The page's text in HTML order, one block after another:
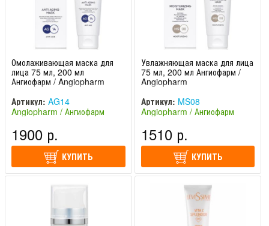
Омолаживающая маска для
лица 75 мл, 200 мл
Ангиофарм / Angiopharm
Артикул: AG14
Angiopharm / Ангиофарм
1900 р.
КУПИТЬ
Увлажняющая маска для лица
75 мл, 200 мл Ангиофарм /
Angiopharm
Артикул: MS08
Angiopharm / Ангиофарм
1510 р.
КУПИТЬ